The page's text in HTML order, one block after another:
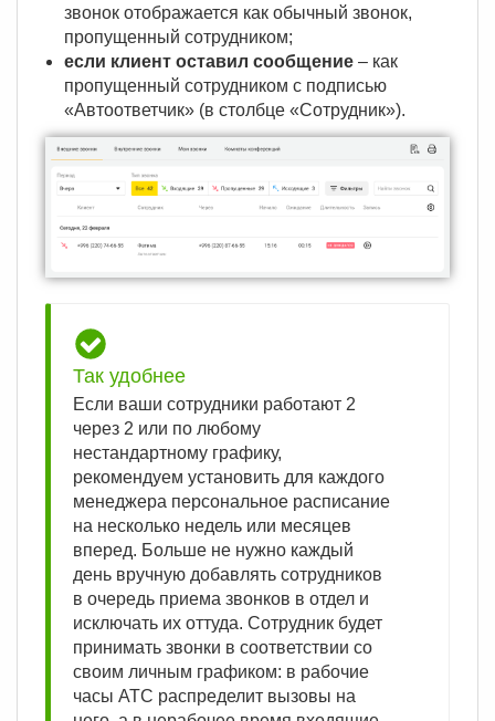
звонок отображается как обычный звонок,
пропущенный сотрудником;
если клиент оставил сообщение – как
пропущенный сотрудником с подписью
«Автоответчик» (в столбце «Сотрудник»).
Так удобнее
Если ваши сотрудники работают 2
через 2 или по любому
нестандартному графику,
рекомендуем установить для каждого
менеджера персональное расписание
на несколько недель или месяцев
вперед. Больше не нужно каждый
день вручную добавлять сотрудников
в очередь приема звонков в отдел и
исключать их оттуда. Сотрудник будет
принимать звонки в соответствии со
своим личным графиком: в рабочие
часы АТС распределит вызовы на